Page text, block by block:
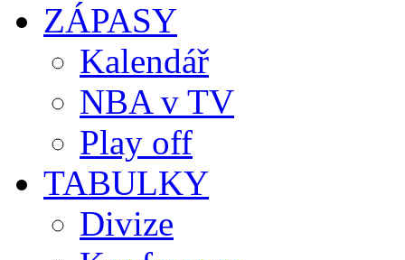
ZÁPASY
Kalendář
NBA v TV
Play off
TABULKY
Divize